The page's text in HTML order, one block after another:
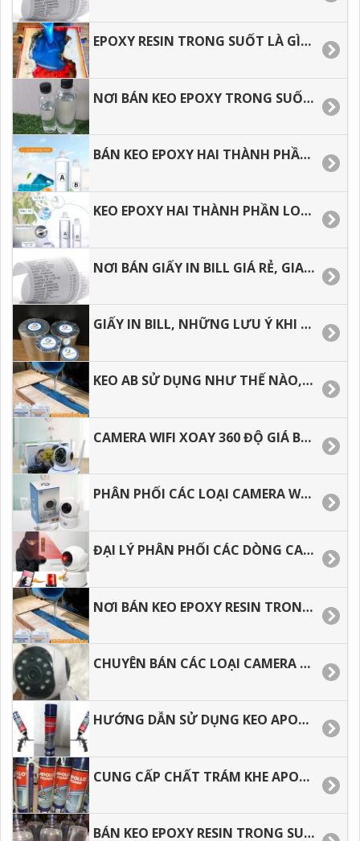
EPOXY RESIN TRONG SUỐT LÀ GÌ? ĐỊA CHỈ MUA GIÁ TỐT TẠI TP.HCM.
NƠI BÁN KEO EPOXY TRONG SUỐT TẠI TÂN BÌNH, BÌNH TÂN, HÓC MÔN, Q.12. Q.9. THỦ ĐỨC
BÁN KEO EPOXY HAI THÀNH PHẦN TRONG SUỐT TẠI TÂN BÌNH, BÌNH TÂN, HÓC MÔN.
KEO EPOXY HAI THÀNH PHẦN LOẠI 3:1 TRONG XUỐT, ĐỔ BÀN GIÁ TỐT TẠI HÓC MÔN, BÌNH TÂN
NƠI BÁN GIẤY IN BILL GIÁ RẺ, GIAO HÀNG NHANH.
GIẤY IN BILL, NHỮNG LƯU Ý KHI CHỌN MUA GIẤY IN HÓA ĐƠN.
KEO AB SỬ DỤNG NHƯ THẾ NÀO, CÁCH PHA KEO EPOXY RESIN ĐÚNG CÁCH.
CAMERA WIFI XOAY 360 ĐỘ GIÁ BAO NHIÊU TIỀN, ĐỊA CHỈ MUA GIÁ RẺ TẠI TP.HCM
PHÂN PHỐI CÁC LOẠI CAMERA WIFI AN NINH XOAY 360 ĐỘ GIÁ RẺ.
ĐẠI LÝ PHÂN PHỐI CÁC DÒNG CAMERA WIFI GIÁ RẺ TẠI TP.HCM­­
NƠI BÁN KEO EPOXY RESIN TRONG SUỐT LÀM ĐỒ HANDMADE
CHUYÊN BÁN CÁC LOẠI CAMERA WIFI AN NINH TRONG NHÀ GIÁ RẺ.
HƯỚNG DẪN SỬ DỤNG KEO APOLLO FOAM ĐÚNG CÁCH, TIẾT KIỆM.
CUNG CẤP CHẤT TRÁM KHE APOLLO FOAM GIÁ RẺ, GIAO HÀNG NHANH
BÁN KEO EPOXY RESIN TRONG SUỐT ĐỔ BÀN, LÀM TRANG SỨC GIÁ TỐT